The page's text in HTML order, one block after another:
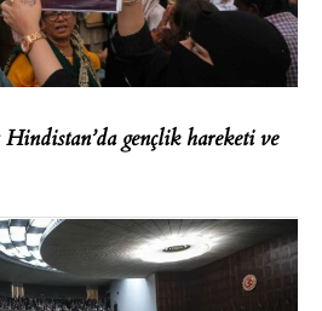
gençlik hareketi ve